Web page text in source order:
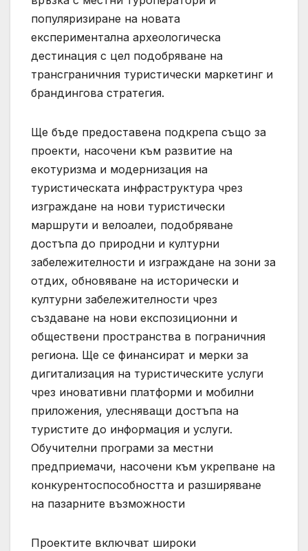
популяризиране на новата
експериментална археологическа
дестинация с цел подобряване на
трансграничния туристически маркетинг и
брандингова стратегия.
Ще бъде предоставена подкрепа също за
проекти, насочени към развитие на
екотуризма и модернизация на
туристическата инфраструктура чрез
изграждане на нови туристически
маршрути и велоалеи, подобряване
достъпа до природни и културни
забележителности и изграждане на зони за
отдих, обновяване на исторически и
културни забележителности чрез
създаване на нови експозиционни и
обществени пространства в пограничния
региона. Ще се финансират и мерки за
дигитализация на туристическите услуги
чрез иновативни платформи и мобилни
приложения, улесняващи достъпа на
туристите до информация и услуги.
Обучителни програми за местни
предприемачи, насочени към укрепване на
конкурентоспособността и разширяване
на пазарните възможности
Проектите включват широки